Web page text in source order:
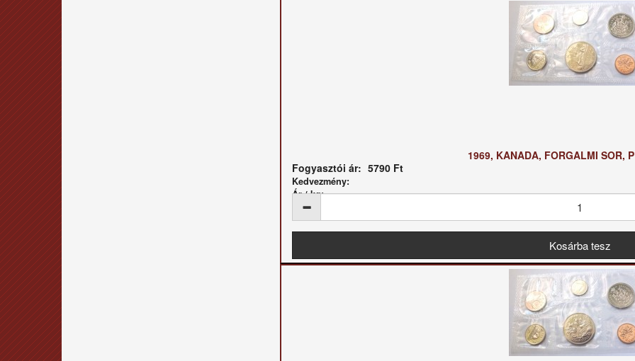
1969, KANADA, FORGALMI SOR,
Fogyasztói ár: 5790 Ft
Kedvezmény:
Ár / kg: